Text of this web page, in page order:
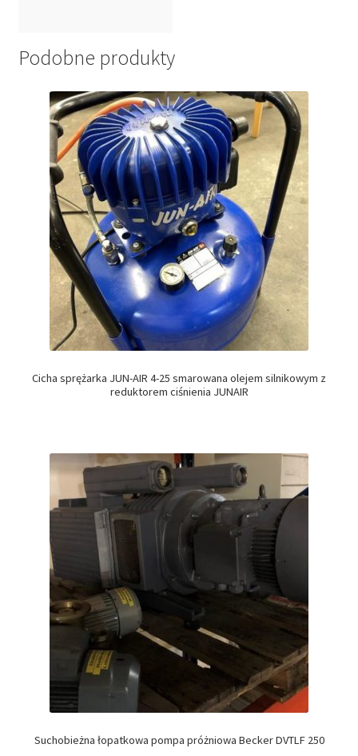
Podobne produkty
Cicha sprężarka JUN-AIR 4-25 smarowana olejem silnikowym z
reduktorem ciśnienia JUNAIR
Suchobieżna łopatkowa pompa próżniowa Becker DVTLF 250